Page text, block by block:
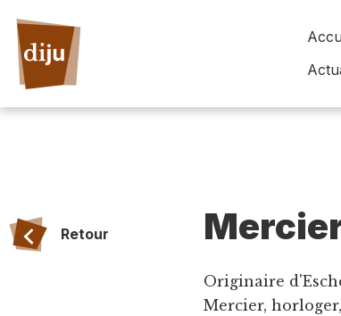
Retour
Originaire
Mercier,